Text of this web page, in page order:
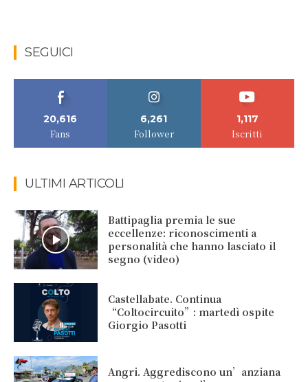
SEGUICI
20,616
Fans
6,261
Follower
1,117
Iscritti
ULTIMI ARTICOLI
Battipaglia premia le sue
eccellenze: riconoscimenti a
personalità che hanno lasciato il
segno (video)
Castellabate. Continua
“Coltocircuito”: martedì ospite
Giorgio Pasotti
Angri. Aggrediscono un’anziana